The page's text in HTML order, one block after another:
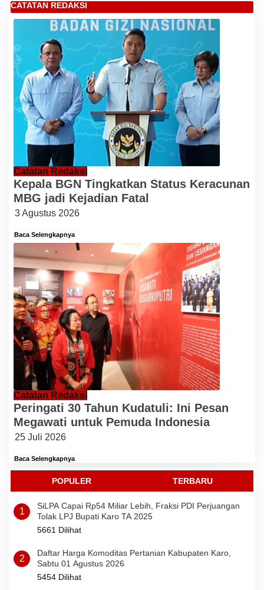
CATATAN REDAKSI
Catatan Redaksi
Kepala BGN Tingkatkan Status Keracunan
MBG jadi Kejadian Fatal
3 Agustus 2026
Baca Selengkapnya
Catatan Redaksi
Peringati 30 Tahun Kudatuli: Ini Pesan
Megawati untuk Pemuda Indonesia
25 Juli 2026
Baca Selengkapnya
POPULER TERBARU
1
SiLPA Capai Rp54 Miliar Lebih, Fraksi PDI Perjuangan
Tolak LPJ Bupati Karo TA 2025
5661 Dilihat
2
Daftar Harga Komoditas Pertanian Kabupaten Karo,
Sabtu 01 Agustus 2026
5454 Dilihat